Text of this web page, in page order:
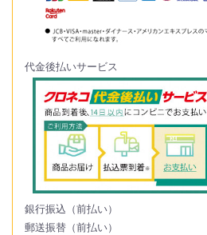
代金後払いサービス
銀行振込（前払い）
郵送振替（前払い）